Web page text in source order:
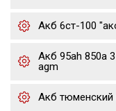
Акб 6ст-100
Акб 95ah 850a
agm
Акб тюменский